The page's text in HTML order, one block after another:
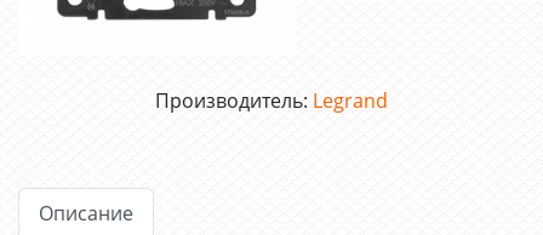
Производитель: Legrand
Описание